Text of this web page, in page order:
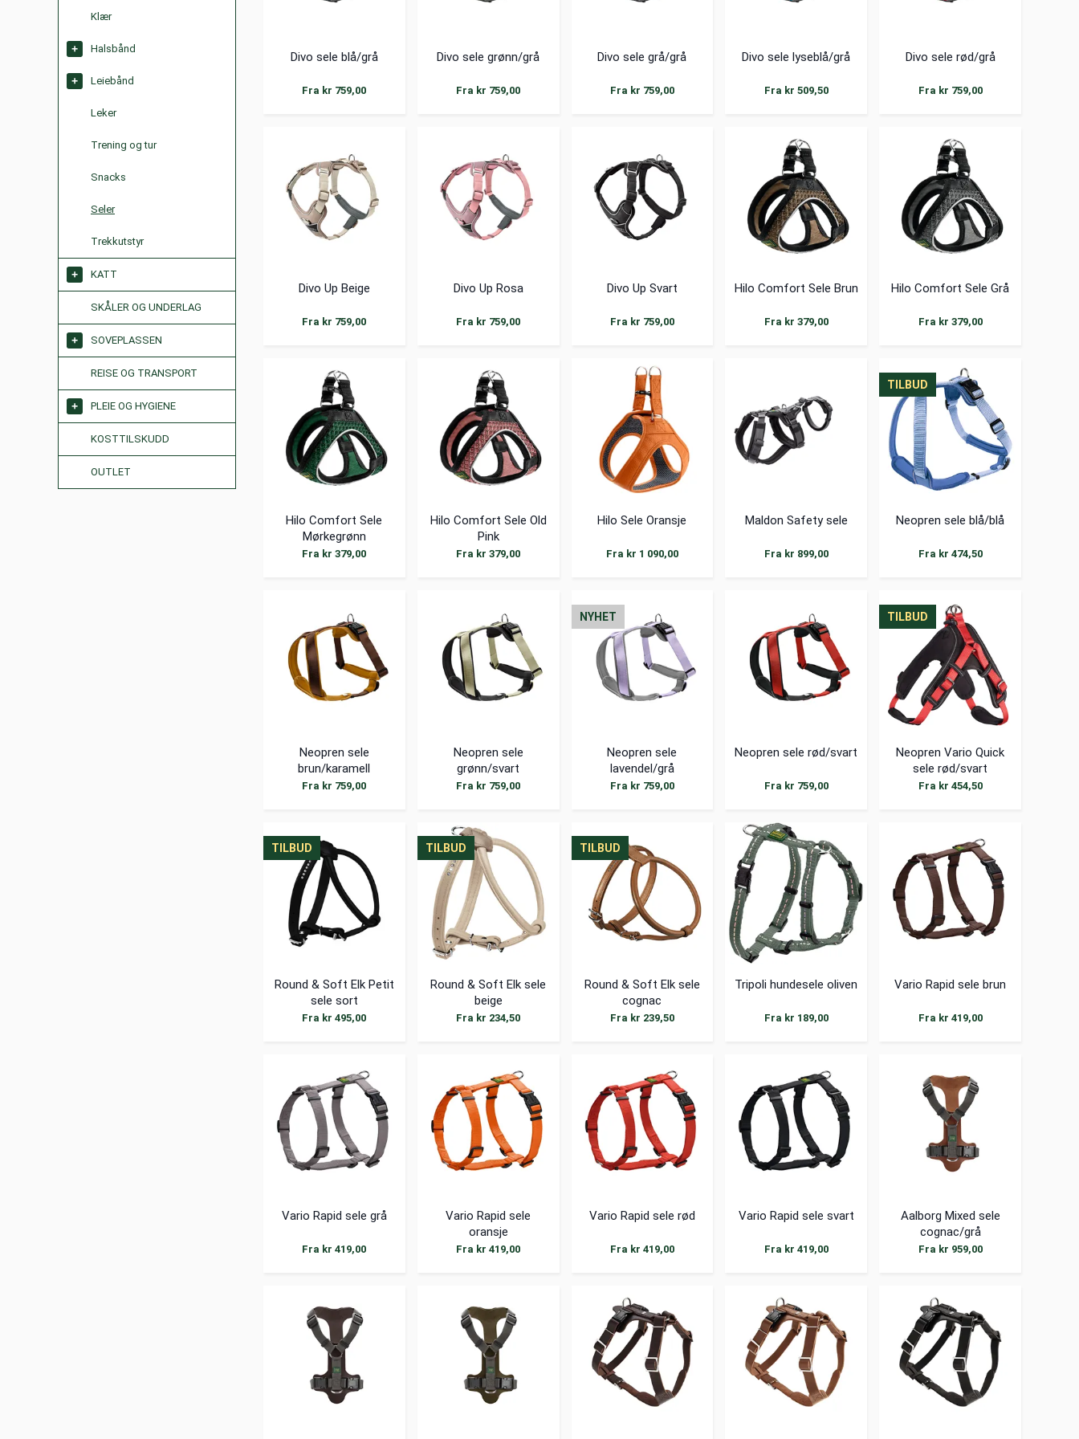
Klær
Halsbånd
Leiebånd
Leker
Trening og tur
Snacks
Seler
Trekkutstyr
KATT
SKÅLER OG UNDERLAG
SOVEPLASSEN
REISE OG TRANSPORT
PLEIE OG HYGIENE
KOSTTILSKUDD
OUTLET
Divo sele blå/grå
Fra kr 759,00
Divo sele grønn/grå
Fra kr 759,00
Divo sele grå/grå
Fra kr 759,00
Divo sele lyseblå/grå
Fra kr 509,50
Divo sele rød/grå
Fra kr 759,00
Divo Up Beige
Fra kr 759,00
Divo Up Rosa
Fra kr 759,00
Divo Up Svart
Fra kr 759,00
Hilo Comfort Sele Brun
Fra kr 379,00
Hilo Comfort Sele Grå
Fra kr 379,00
Hilo Comfort Sele
Mørkegrønn
Fra kr 379,00
Hilo Comfort Sele Old
Pink
Fra kr 379,00
Hilo Sele Oransje
Fra kr 1 090,00
Maldon Safety sele
Fra kr 899,00
TILBUD
TILBUD
TILBUD
TILBUD
Neopren sele blå/blå
Fra kr 474,50
Neopren sele
brun/karamell
Fra kr 759,00
Neopren sele
grønn/svart
Fra kr 759,00
NYHET
Neopren sele
lavendel/grå
Fra kr 759,00
Neopren sele rød/svart
Fra kr 759,00
TILBUD
TILBUD
TILBUD
Neopren Vario Quick
sele rød/svart
Fra kr 454,50
TILBUD
TILBUD
TILBUD
Round & Soft Elk Petit
sele sort
Fra kr 495,00
TILBUD
TILBUD
TILBUD
Round & Soft Elk sele
beige
Fra kr 234,50
TILBUD
TILBUD
TILBUD
Round & Soft Elk sele
cognac
Fra kr 239,50
Tripoli hundesele oliven
Fra kr 189,00
Vario Rapid sele brun
Fra kr 419,00
Vario Rapid sele grå
Fra kr 419,00
Vario Rapid sele
oransje
Fra kr 419,00
Vario Rapid sele rød
Fra kr 419,00
Vario Rapid sele svart
Fra kr 419,00
Aalborg Mixed sele
cognac/grå
Fra kr 959,00